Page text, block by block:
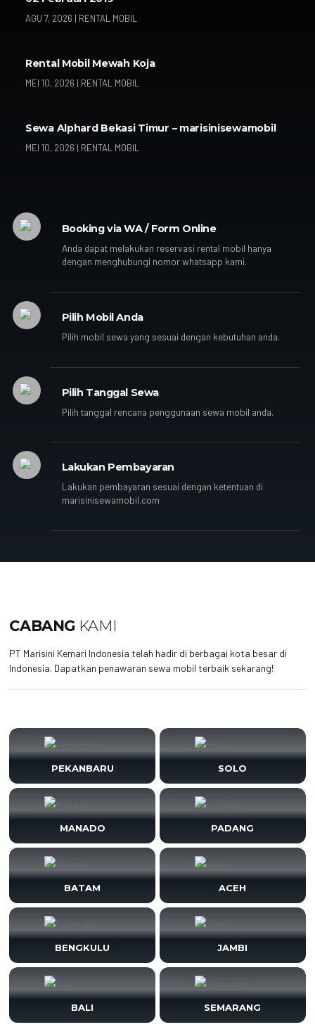
AGU 7, 2026 | RENTAL MOBIL
Rental Mobil Mewah Koja
MEI 10, 2026 | RENTAL MOBIL
Sewa Alphard Bekasi Timur – marisinisewamobil
MEI 10, 2026 | RENTAL MOBIL
Booking via WA / Form Online
Anda dapat melakukan reservasi rental mobil hanya
dengan menghubungi nomor whatsapp kami.
Pilih Mobil Anda
Pilih mobil sewa yang sesuai dengan kebutuhan anda.
Pilih Tanggal Sewa
Pilih tanggal rencana penggunaan sewa mobil anda.
Lakukan Pembayaran
Lakukan pembayaran sesuai dengan ketentuan di
marisinisewamobil.com
CABANG KAMI
PT Marisini Kemari Indonesia telah hadir di berbagai kota besar di
Indonesia. Dapatkan penawaran sewa mobil terbaik sekarang!
PEKANBARU SOLO
MANADO PADANG
BATAM ACEH
BENGKULU JAMBI
BALI SEMARANG